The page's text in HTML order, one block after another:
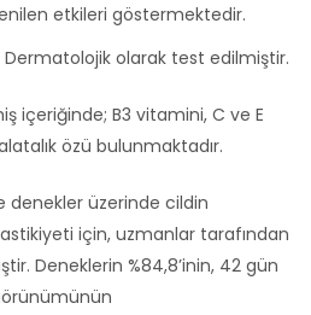
etkileri göstermektedir.
olarak test edilmiştir.
içeriğinde; B3 vitamini, C ve E
özü bulunmaktadır.
denekler üzerinde cildin
için, uzmanlar tarafından
Deneklerin %84,8’inin, 42 gün